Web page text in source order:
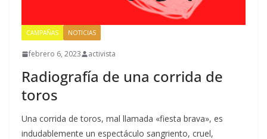
CAMPAÑAS NOTICIAS
febrero 6, 2023 activista
Radiografía de una corrida de
toros
Una corrida de toros, mal llamada «fiesta brava», es
indudablemente un espectáculo sangriento, cruel,